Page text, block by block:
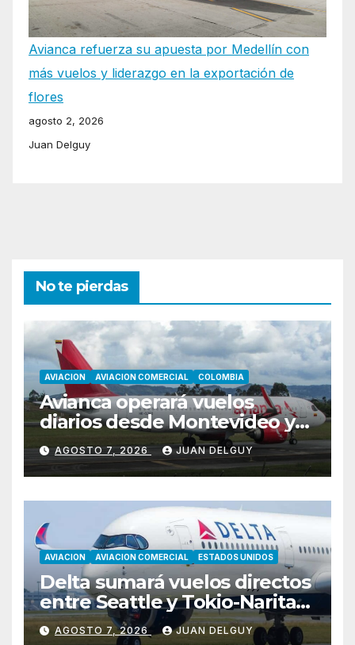
Avianca refuerza su apuesta por Medellín con
más vuelos y liderazgo en la exportación de
flores
agosto 2, 2026
Juan Delguy
No te pierdas
AVIACION AVIACION COMERCIAL COLOMBIA
Avianca operará vuelos
diarios desde Montevideo y
Asunción hacia Bogotá
AGOSTO 7, 2026 JUAN DELGUY
AVIACION AVIACION COMERCIAL ESTADOS UNIDOS
Delta sumará vuelos directos
entre Seattle y Tokio-Narita
desde marzo de 2027
AGOSTO 7, 2026 JUAN DELGUY